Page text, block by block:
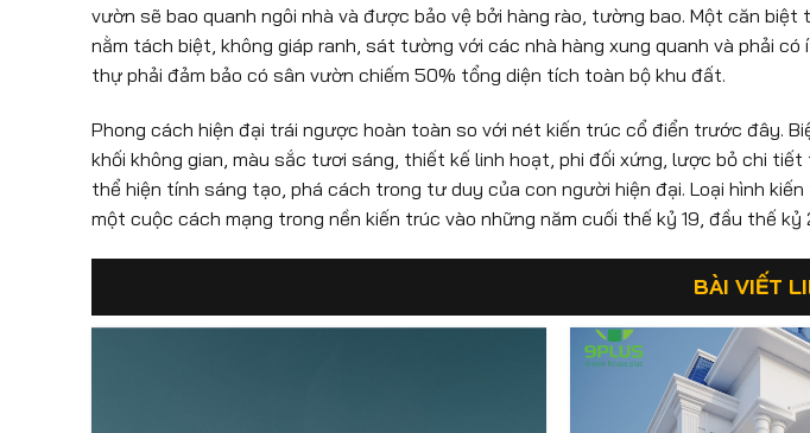
vườn sẽ bao quanh ngôi nhà và được bảo vệ bởi hàng rào, tường bao. Một căn
nằm tách biệt, không giáp ranh, sát tường với các nhà hàng xung quanh và phải
thự phải đảm bảo có sân vườn chiếm 50% tổng diện tích toàn bộ khu đất.
Phong cách hiện đại trái ngược hoàn toàn so với nét kiến trúc cổ điển trước đây.
khối không gian, màu sắc tươi sáng, thiết kế linh hoạt, phi đối xứng, lược bỏ chi
thể hiện tính sáng tạo, phá cách trong tư duy của con người hiện đại. Loại hình
một cuộc cách mạng trong nền kiến trúc vào những năm cuối thế kỷ 19, đầu thế kỷ
BÀI VIẾT